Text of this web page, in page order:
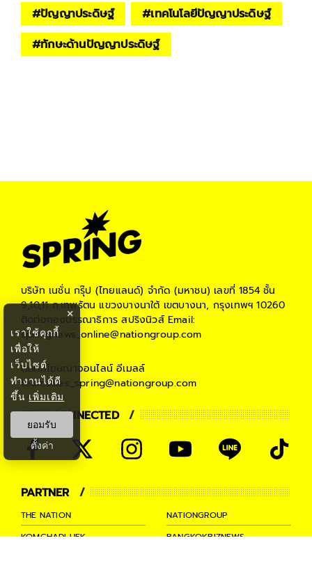
#ปัญญาประดิษฐ์ #เทคโนโลยีปัญญาประดิษฐ์
#ทักษะด้านปัญญาประดิษฐ์
บริษัท เนชั่น กรุ๊ป (ไทยแลนด์) จำกัด (มหาชน) เลขที่ 1854 ชั้น
9,10,11 ถ.เทพรัตน แขวงบางนาใต้ เขตบางนา, กรุงเทพฯ 10260
ติดต่อกองบรรณาธิการ สปริงนิวส์Email:
springnews_online@nationgroup.com
ติดต่อโฆษณาออนไลน์ อีเมลล์
teamsales_spring@nationgroup.com
STAY CONNECTED
PARTNER
THE NATION
NATIONGROUP
KOMCHADLUEK
BANGKOKBIZNEWS
×
เราใช้คุกกี้
เพื่อให้
เว็บไซต์
ทำงานได้ดี
ขึ้น เพิ่มเติม
ยอมรับ
ตั้งค่า